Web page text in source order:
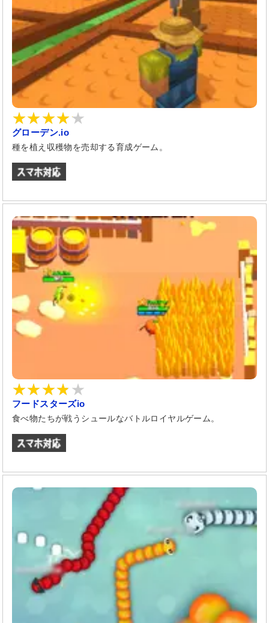
グローデン.io
種を植え収穫物を売却する育成ゲーム。
フードスターズio
食べ物たちが戦うシュールなバトルロイヤルゲーム。